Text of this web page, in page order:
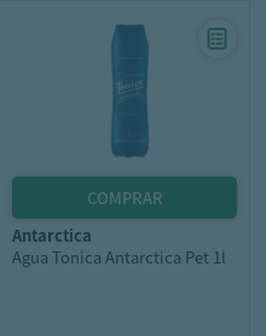
antarctica
Agua Tonica Antarctica Pet 1l